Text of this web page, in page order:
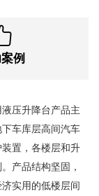
例
压升降台产品主
车库层高间汽车
置，各楼层和升
产品结构坚固，
实用的低楼层间